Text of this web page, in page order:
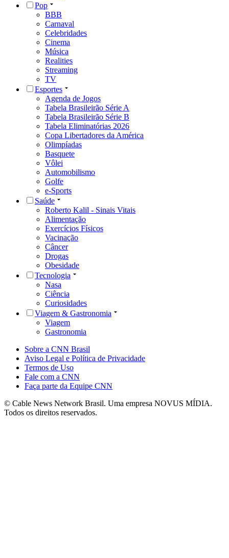
Pop
BBB
Carnaval
Celebridades
Cinema
Música
Realities
Streaming
TV
Esportes
Agenda de Jogos
Tabela Brasileirão Série A
Tabela Brasileirão Série B
Tabela Eliminatórias 2026
Copa Libertadores da América
Olimpíadas
Basquete
Vôlei
Automobilismo
Golfe
e-Sports
Saúde
Roberto Kalil - Sinais Vitais
Alimentação
Exercícios Físicos
Vacinação
Câncer
Drogas
Obesidade
Tecnologia
Nasa
Ciência
Curiosidades
Viagem & Gastronomia
Viagem
Gastronomia
Sobre a CNN Brasil
Aviso Legal e Política de Privacidade
Termos de Uso
Fale com a CNN
Faça parte da Equipe CNN
© Cable News Network Brasil. Uma empresa NOVUS MÍDIA.
Todos os direitos reservados.